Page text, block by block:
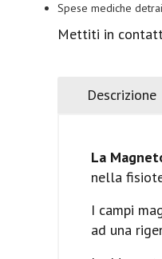
Spese mediche
Mettiti in
Descrizione
La
nella
I campi
ad una